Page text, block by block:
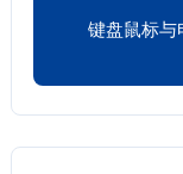
键盘鼠标与